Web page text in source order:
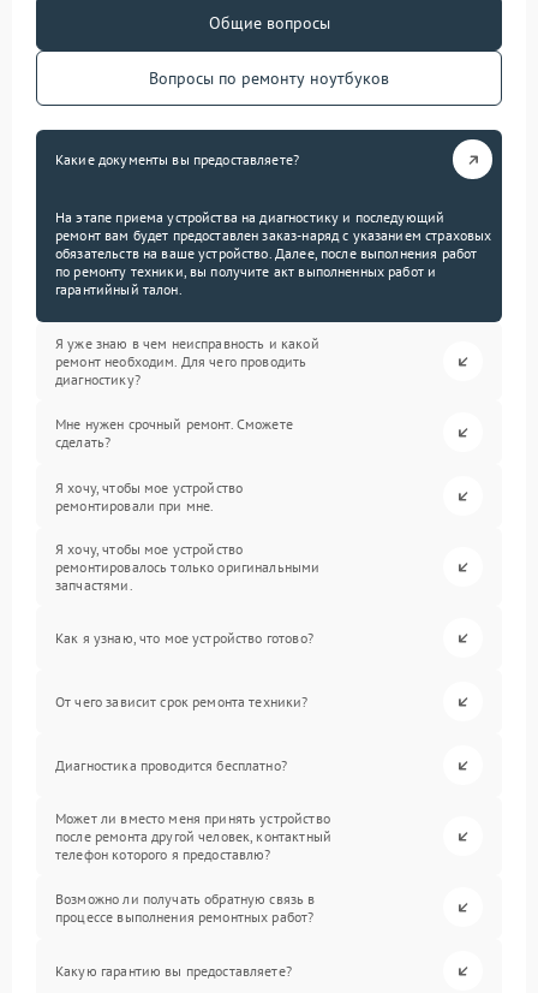
Общие вопросы
Вопросы по ремонту ноутбуков
Какие документы вы предоставляете?
На этапе приема устройства на диагностику и последующий
ремонт вам будет предоставлен заказ-наряд с указанием страховых
обязательств на ваше устройство. Далее, после выполнения работ
по ремонту техники, вы получите акт выполненных работ и
гарантийный талон.
Я уже знаю в чем неисправность и какой
ремонт необходим. Для чего проводить
диагностику?
Мне нужен срочный ремонт. Сможете
сделать?
Я хочу, чтобы мое устройство
ремонтировали при мне.
Я хочу, чтобы мое устройство
ремонтировалось только оригинальными
запчастями.
Как я узнаю, что мое устройство готово?
От чего зависит срок ремонта техники?
Диагностика проводится бесплатно?
Может ли вместо меня принять устройство
после ремонта другой человек, контактный
телефон которого я предоставлю?
Возможно ли получать обратную связь в
процессе выполнения ремонтных работ?
Какую гарантию вы предоставляете?